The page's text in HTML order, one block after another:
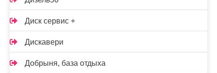
Диск сервис +
Дискавери
Добрыня, база отдыха